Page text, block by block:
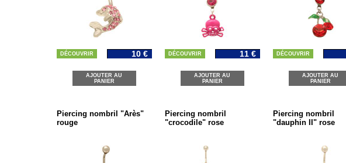
DÉCOUVRIR 10 €
AJOUTER AU
PANIER
DÉCOUVRIR 11 €
AJOUTER AU
PANIER
DÉCOUVRIR
AJOUTER AU
PANIER
Piercing nombril "Arès"
rouge
Piercing nombril
"crocodile" rose
Piercing nombril
"dauphin II" rose